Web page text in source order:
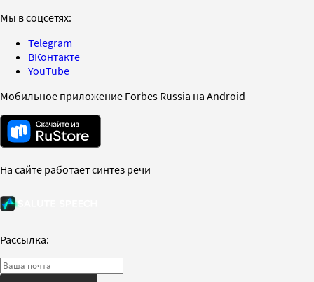
Мы в соцсетях:
Telegram
ВКонтакте
YouTube
Мобильное приложение Forbes Russia на Android
На сайте работает синтез речи
Рассылка: